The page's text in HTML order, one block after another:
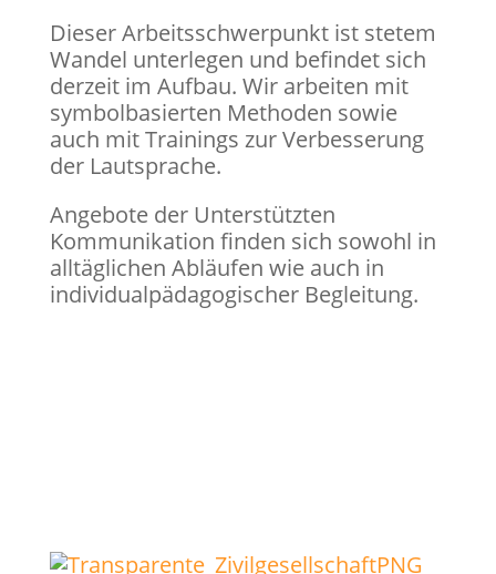
Dieser Arbeitsschwerpunkt ist stetem
Wandel unterlegen und befindet sich
derzeit im Aufbau. Wir arbeiten mit
symbolbasierten Methoden sowie
auch mit Trainings zur Verbesserung
der Lautsprache.
Angebote der Unterstützten
Kommunikation finden sich sowohl in
alltäglichen Abläufen wie auch in
individualpädagogischer Begleitung.